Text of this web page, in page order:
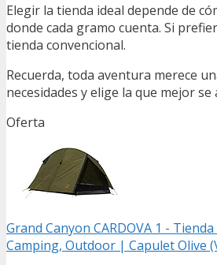
Elegir la tienda ideal depende de
donde cada gramo cuenta. Si
tienda convencional.
Recuerda, toda aventura merece
necesidades y elige la que mejor
Oferta
Grand Canyon CARDOVA 1 -
Camping, Outdoor | Capulet Olive